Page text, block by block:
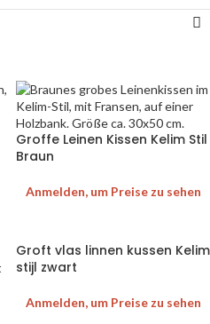
Groffe Leinen Kissen Kelim Stil
Braun
Anmelden, um Preise zu sehen
Groft vlas linnen kussen Kelim
stijl zwart
Anmelden, um Preise zu sehen